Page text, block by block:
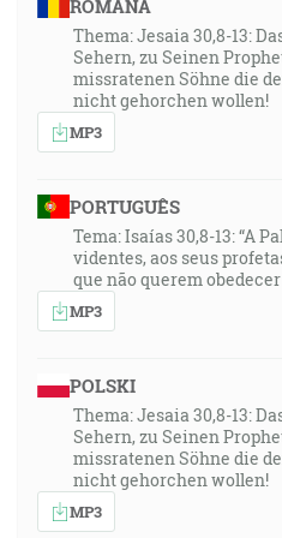
18:29
"2. Timoteovi 2:21",
toho, bude nádobou na
hospodárovi,
skutku."
"Rimanom 12:2-6", "A
svetu, ale sa premeňte
ste zkúšali, čo je vôľa
dokonalé! Lebo hovorím
daná, každému, kto je
by rozumne myslel, každý
každému Boh udelil
v jednom tele mnohé
toho istého úkonu, tak aj
v Kristovi, ale jednotlive
majúc rozdielne dary,
ROMÂNA
Thema: Jesaia 30,8-13:
Sehern, zu Seinen
missratenen Söhne die
nicht gehorchen wollen!
MP3
PORTUGUÊS
Tema: Isaías 30,8-13: “A
videntes, aos seus
que não querem
MP3
POLSKI
Thema: Jesaia 30,8-13:
Sehern, zu Seinen
missratenen Söhne die
nicht gehorchen wollen!
MP3